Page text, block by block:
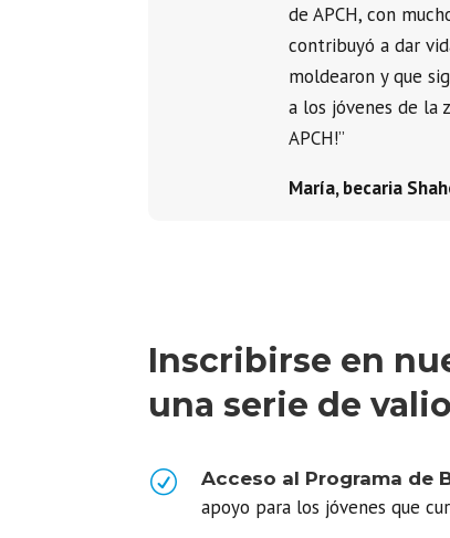
de APCH, con
contribuyó a dar
moldearon y que
a los jóvenes de la
APCH!”
María, becaria
Inscribirse en
una serie de
R Acceso al Programa de
apoyo para los jóvenes que